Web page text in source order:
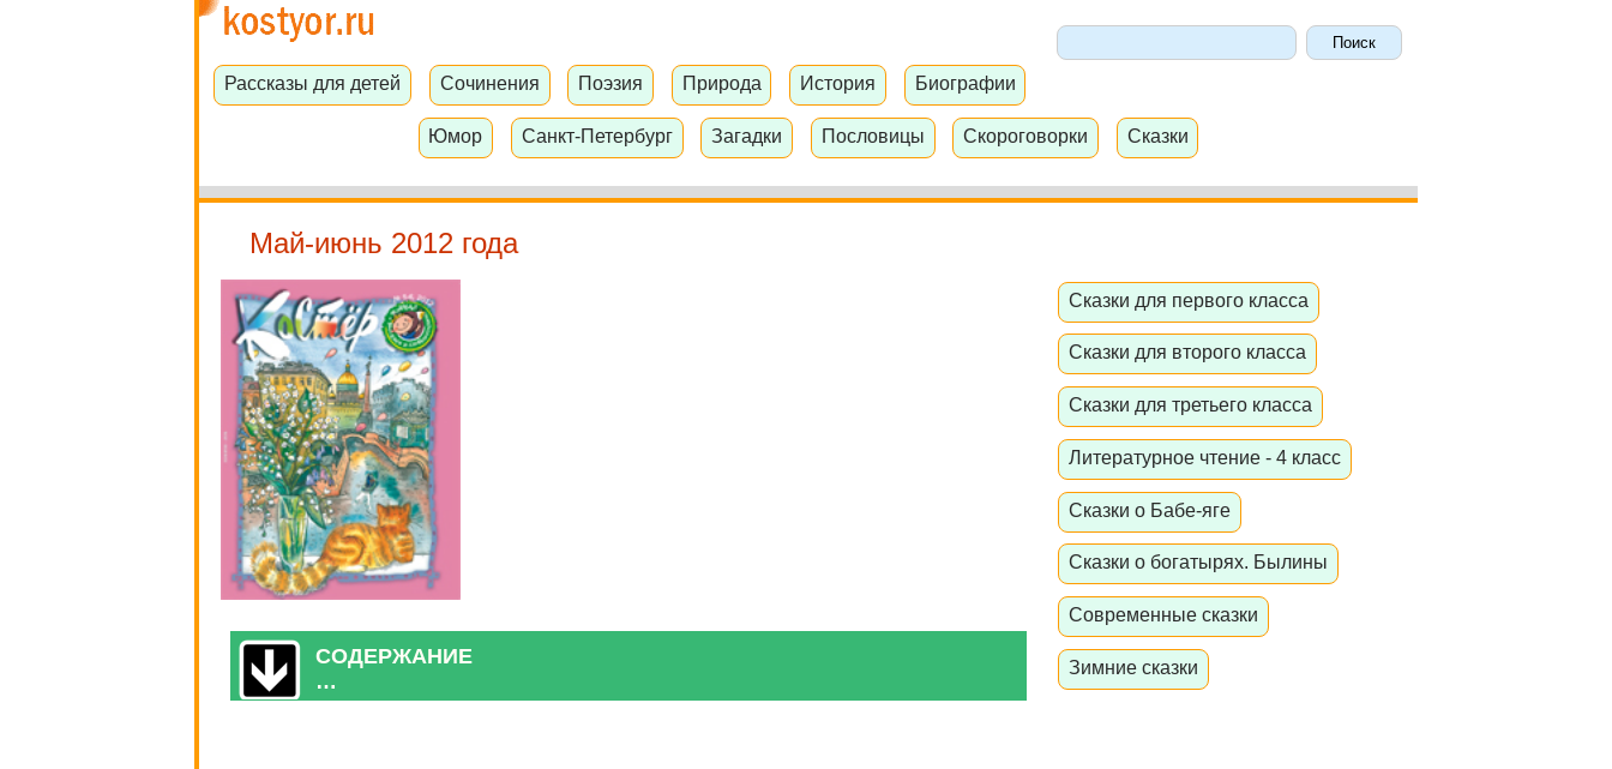
Рассказы для детей Сочинения Поэзия Природа История Биографии
Юмор Санкт-Петербург Загадки Пословицы Скороговорки Сказки
Май-июнь 2012 года
СОДЕРЖАНИЕ
…
Сказки для первого класса
Сказки для второго класса
Сказки для третьего класса
Литературное чтение - 4 класс
Сказки о Бабе-яге
Сказки о богатырях. Былины
Современные сказки
Зимние сказки